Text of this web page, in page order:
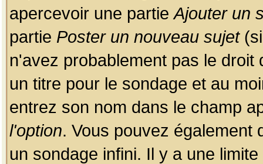
apercevoir une partieAjouter un
partie Poster un nouveau sujet(si
n'avez probablement pas le
un titre pour le sondage et au
entrez son nom dans le champ
l'option. Vous pouvez également
un sondage infini. Il y a une